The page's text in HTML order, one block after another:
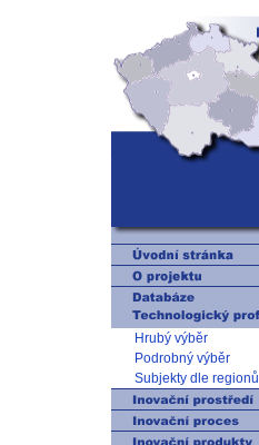
Hrubý výběr
Podrobný výběr
Subjekty dle regionů